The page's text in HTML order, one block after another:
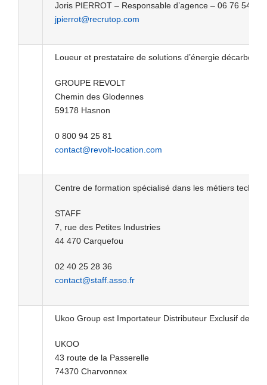
Joris PIERROT – Responsable d’agence – 06 76 54 59
jpierrot@recrutop.com
Loueur et prestataire de solutions d’énergie
GROUPE REVOLT
Chemin des Glodennes
59178 Hasnon
0 800 94 25 81
contact@revolt-location.com
Centre de formation spécialisé dans les métiers
STAFF
7, rue des Petites Industries
44 470 Carquefou
02 40 25 28 36
contact@staff.asso.fr
Ukoo Group est Importateur Distributeur Exclusif des
UKOO
43 route de la Passerelle
74370 Charvonnex